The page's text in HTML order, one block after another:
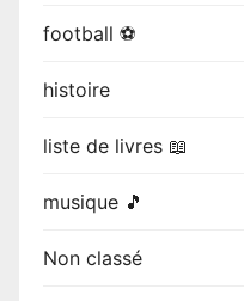
football ⚽
histoire
liste de livres 📖
musique 🎵
Non classé